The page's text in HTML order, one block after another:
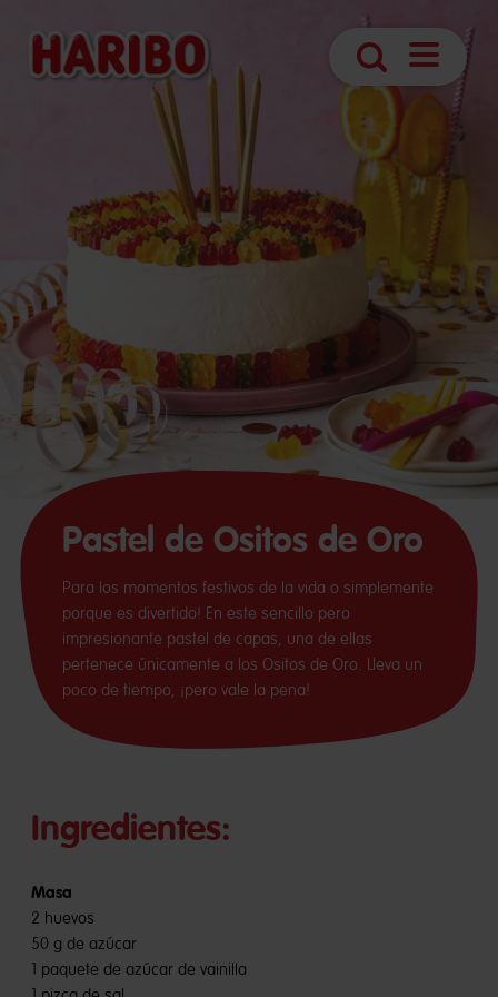
BúsquedaAbrir
Pastel de Ositos de Oro
Para los momentos festivos de la vida o simplemente
porque es divertido! En este sencillo pero
impresionante pastel de capas, una de ellas
pertenece únicamente a los Ositos de Oro. Lleva un
poco de tiempo, ¡pero vale la pena!
Ingredientes:
Masa
2 huevos
50 g de azúcar
1 paquete de azúcar de vainilla